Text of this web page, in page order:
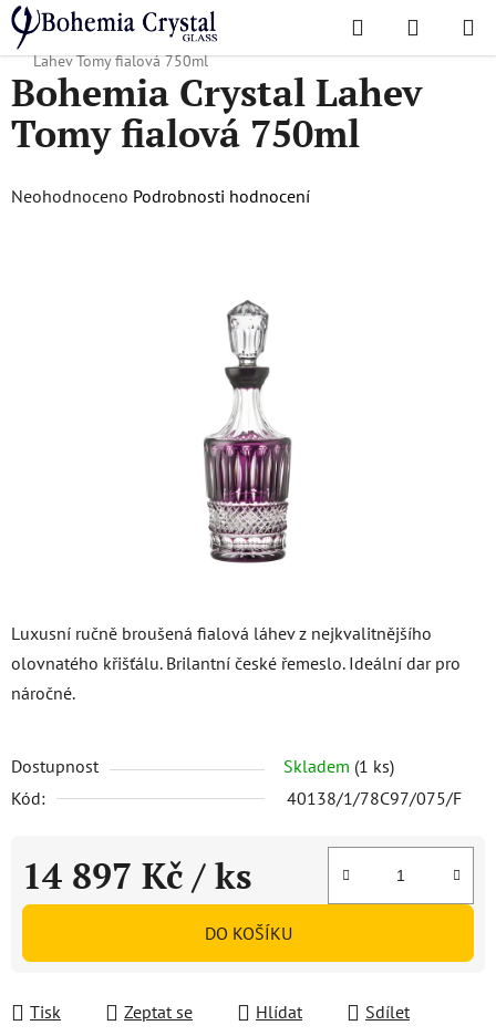
Přejít
na
obsah
Hledat
KOŠÍK
Domů
/ Karafy Karafy na whisky, rum a pálenku
Bohemia Crystal
Lahev Tomy fialová 750ml
Luxusní ručně broušená fialová láhev z nejkvalitnějšího
olovnatého křišťálu. Brilantní české řemeslo. Ideální dar pro
náročné.
Dostupnost Skladem (1 ks)
Kód:
40138/1/78C97/075/F
14 897 Kč / ks
Měrná cena:
DO KOŠÍKU
Tisk Zeptat se Hlídat Sdílet
Bohemia Crystal Lahev
Tomy fialová 750ml
Průměrné
Neohodnoceno Podrobnosti hodnocení